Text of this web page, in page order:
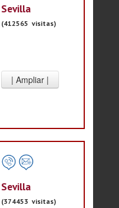
Sevilla
(412565 visitas)
Sevilla
(374453 visitas)